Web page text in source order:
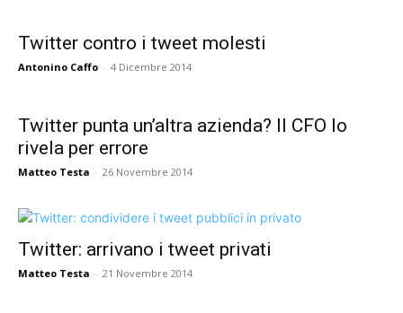
Twitter contro i tweet molesti
Antonino Caffo - 4 Dicembre 2014
Twitter punta un’altra azienda? Il CFO lo
rivela per errore
Matteo Testa - 26 Novembre 2014
Twitter: arrivano i tweet privati
Matteo Testa - 21 Novembre 2014